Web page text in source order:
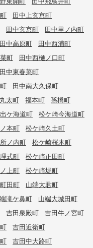
田中上玄京町
田中玄京町
田中里ノ内町
田中高原町
田中西浦町
町
田中西樋ノ口町
田中東春菜町
田中南大久保町
太町 福本町
孫橋町
ケ海道町
松ケ崎今海道町
本町
松ケ崎久土町
ノ内町
松ケ崎桜木町
式町
松ケ崎正田町
上町
松ケ崎堀町
田町
山端大君町
滝ケ鼻町
山端大城田町
吉田泉殿町
吉田牛ノ宮町
吉田近衛町
吉田中大路町